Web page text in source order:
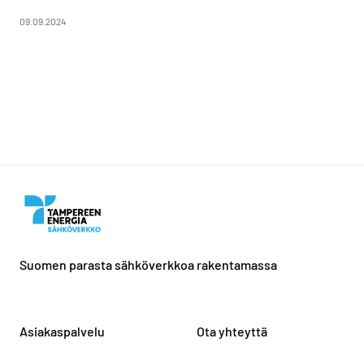
09.09.2024
Suomen parasta sähköverkkoa rakentamassa
Asiakaspalvelu Ota yhteyttä